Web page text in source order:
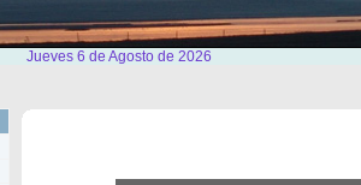
Jueves 6 de Agosto de 2026